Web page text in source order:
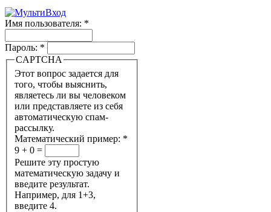
Имя пользователя: *
Пароль: *
CAPTCHA
Этот вопрос задается для
того, чтобы выяснить,
являетесь ли вы человеком
или представляете из себя
автоматическую спам-
рассылку.
Математический пример: *
9 + 0 =
Решите эту простую
математическую задачу и
введите результат.
Например, для 1+3,
введите 4.